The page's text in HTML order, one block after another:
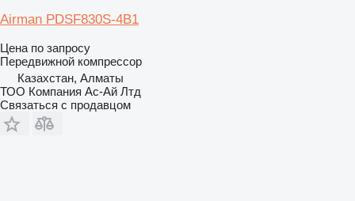
Airman PDSF830S-4B1
Цена по запросу
Передвижной компрессор
Казахстан, Алматы
ТОО Компания Ас-Ай Лтд
Связаться с продавцом